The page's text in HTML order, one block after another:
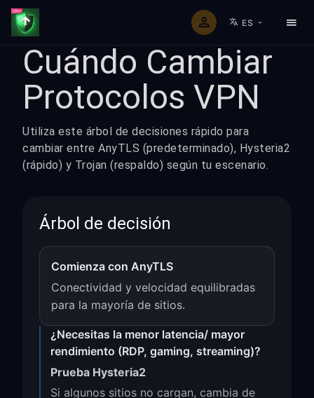
ES
Cuándo Cambiar
Protocolos VPN
Utiliza este árbol de decisiones rápido para
cambiar entre AnyTLS (predeterminado), Hysteria2
(rápido) y Trojan (respaldo) según tu escenario.
Árbol de decisión
Comienza con AnyTLS
Conectividad y velocidad equilibradas
para la mayoría de sitios.
¿Necesitas la menor latencia/ mayor
rendimiento (RDP, gaming, streaming)?
Prueba Hysteria2
Si algunos sitios no cargan, cambia de